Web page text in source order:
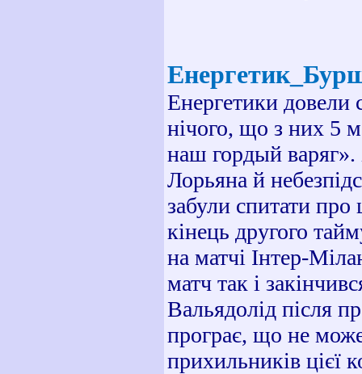
Енергетики довели
нічого, що з них 5
наш гордый
Лорьяна й
забули спитати про
кінець другого
на матчі Інтер-
матч так і
Вальядолід після
програє, що не
прихильників цієї